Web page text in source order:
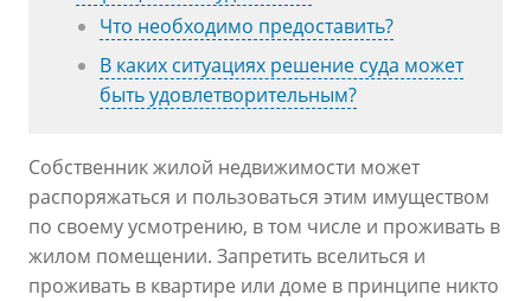
Что необходимо предоставить?
В каких ситуациях решение суда может
быть удовлетворительным?
Собственник жилой недвижимости может
распоряжаться и пользоваться этим имуществом
по своему усмотрению, в том числе и проживать в
жилом помещении. Запретить вселиться и
проживать в квартире или доме в принципе никто